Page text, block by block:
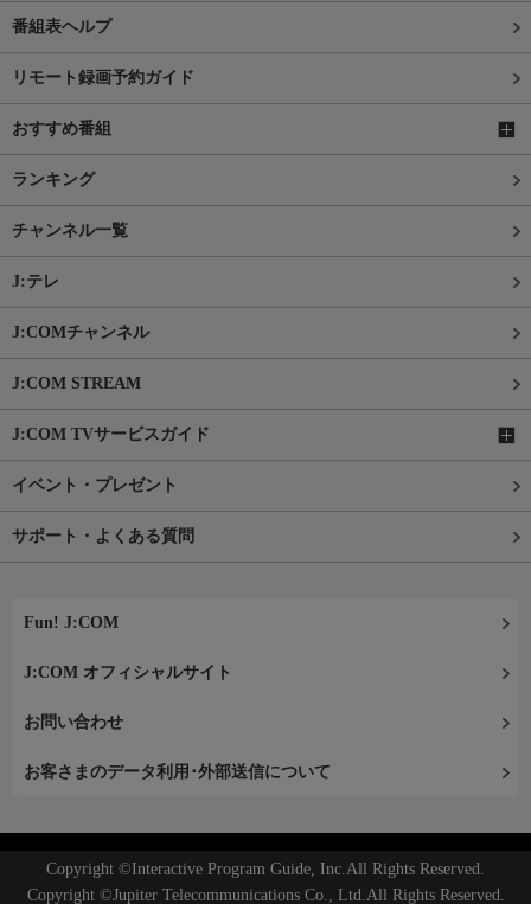
番組表ヘルプ
リモート録画予約ガイド
おすすめ番組
ランキング
チャンネル一覧
J:テレ
J:COMチャンネル
J:COM STREAM
J:COM TVサービスガイド
イベント・プレゼント
サポート・よくある質問
Fun! J:COM
J:COM オフィシャルサイト
お問い合わせ
お客さまのデータ利用･外部送信について
Copyright ©Interactive Program Guide, Inc.All Rights Reserved.
Copyright ©Jupiter Telecommunications Co., Ltd.All Rights Reserved.